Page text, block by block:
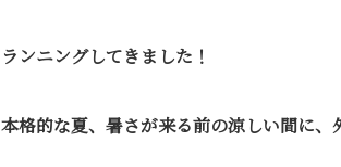
ランニングしてきました！
本格的な夏、暑さが来る前の涼しい間に